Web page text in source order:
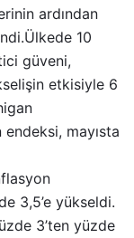
ardından
10
güveni,
etkisiyle 6
mayısta
3,5’e yükseldi.
3’ten yüzde